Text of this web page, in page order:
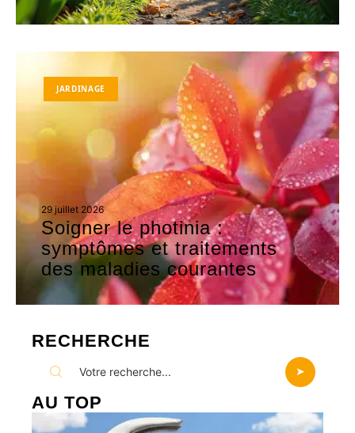
JARDINAGE
29 juillet 2026
Soigner le photinia :
symptômes et traitements
des maladies courantes
RECHERCHE
AU TOP